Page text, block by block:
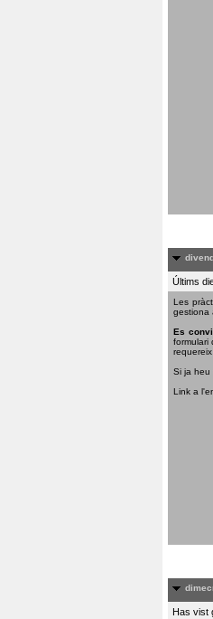
Últims
Les
gestiona
Es
formulari
Si ja heu
Link a
Has vist